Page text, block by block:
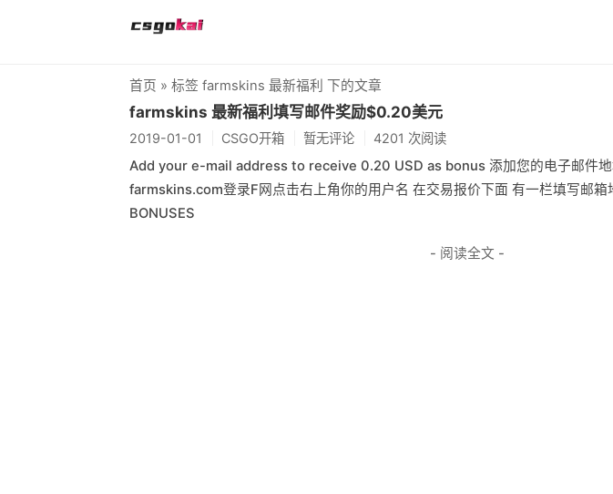
首页 » 标签 farmskins 最新福利 下的文章
farmskins 最新福利填写邮件奖励$0.20美元
2019-01-01 CSGO开箱 暂无评论 4201 次阅读
Add your e-mail address to receive 0.20 USD as bonus 添加您的电子邮件
farmskins.com登录F网点击右上角你的用户名 在交易报价下面 有一栏填写邮箱
BONUSES
- 阅读全文 -